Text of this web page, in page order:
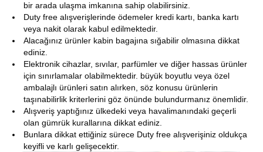
bir arada ulaşma imkanına sahip olabilirsiniz.
Duty free alışverişlerinde ödemeler kredi kartı, banka kartı
veya nakit olarak kabul edilmektedir.
Alacağınız ürünler kabin bagajına sığabilir olmasına dikkat
ediniz.
Elektronik cihazlar, sıvılar, parfümler ve diğer hassas ürünler
için sınırlamalar olabilmektedir. büyük boyutlu veya özel
ambalajlı ürünleri satın alırken, söz konusu ürünlerin
taşınabilirlik kriterlerini göz önünde bulundurmanız önemlidir.
Alışveriş yaptığınız ülkedeki veya havalimanındaki geçerli
olan gümrük kurallarına dikkat ediniz.
Bunlara dikkat ettiğiniz sürece Duty free alışverişiniz oldukça
keyifli ve karlı gelişecektir.